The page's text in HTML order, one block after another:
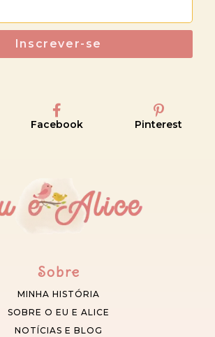
Inscrever-se
Facebook Pinterest
Sobre
MINHA HISTÓRIA
SOBRE O EU E ALICE
NOTÍCIAS E BLOG